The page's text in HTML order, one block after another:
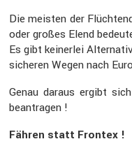
Die meisten der
oder großes Elend
Es gibt keinerlei
sicheren Wegen nach
Genau daraus ergibt
beantragen !
Fähren statt Frontex !